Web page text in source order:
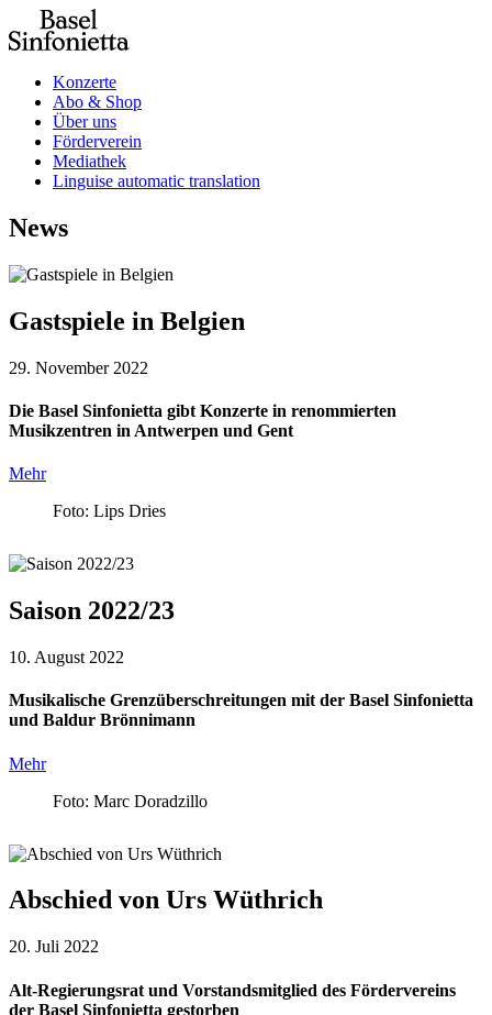
Konzerte
Abo & Shop
Über uns
Förderverein
Mediathek
Linguise automatic translation
News
Gastspiele in Belgien
29. November 2022
Die Basel Sinfonietta gibt Konzerte in renommierten
Musikzentren in Antwerpen und Gent
Mehr
Foto: Lips Dries
Saison 2022/23
10. August 2022
Musikalische Grenzüberschreitungen mit der Basel Sinfonietta
und Baldur Brönnimann
Mehr
Foto: Marc Doradzillo
Abschied von Urs Wüthrich
20. Juli 2022
Alt-Regierungsrat und Vorstandsmitglied des Fördervereins
der Basel Sinfonietta gestorben